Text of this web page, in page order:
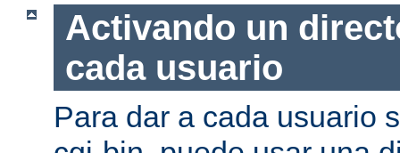
Activando un
cada usuario
Para dar a cada usuario